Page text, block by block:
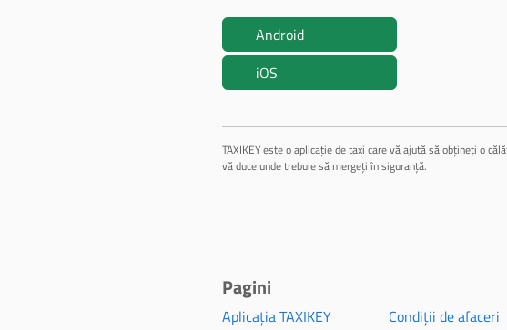
Android
iOS
TAXIKEY este o aplicație de taxi care vă ajută să obțineți o
vă duce unde trebuie să mergeți în siguranță.
Pagini
Aplicația TAXIKEY
Condiții de afaceri